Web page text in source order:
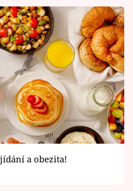
Vary
a obezita!